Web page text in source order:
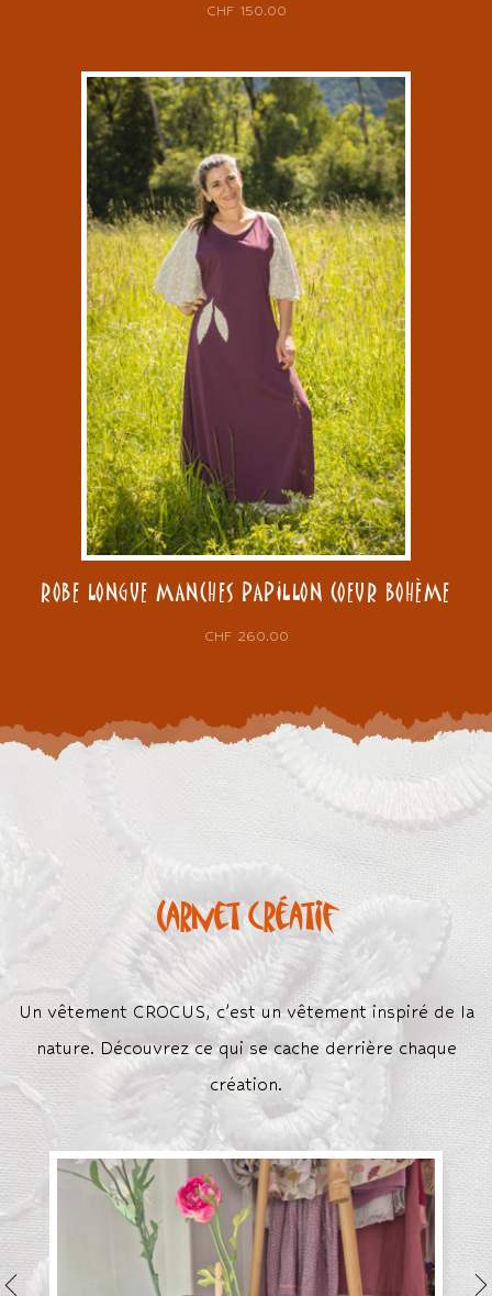
CHF150.00
ROBE LONGUE MANCHES PAPILLON COEUR BOHÈME
CHF260.00
Carnet créatif
Un vêtement CROCUS, c’est un vêtement inspiré de la
nature. Découvrez ce qui se cache derrière chaque
création.